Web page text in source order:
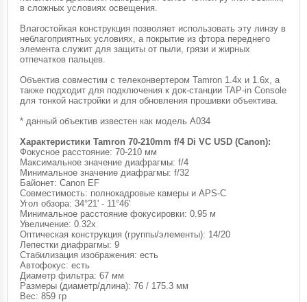
в сложных условиях освещения.
Влагостойкая конструкция позволяет использовать эту линзу в
неблагоприятных условиях, а покрытие из фтора переднего
элемента служит для защиты от пыли, грязи и жирных
отпечатков пальцев.
Объектив совместим с телеконвертером Tamron 1.4x и 1.6x, а
также подходит для подключения к док-станции TAP-in Console
для тонкой настройки и для обновления прошивки объектива.
* данный объектив известен как модель A034
Характеристики Tamron 70-210mm f/4 Di VC USD (Canon):
Фокусное расстояние: 70-210 мм
Максимальное значение диафрагмы: f/4
Минимальное значение диафрагмы: f/32
Байонет: Canon EF
Совместимость: полнокадровые камеры и APS-C
Угол обзора: 34°21' - 11°46'
Минимальное расстояние фокусировки: 0.95 м
Увеличение: 0.32x
Оптическая конструкция (группы/элементы): 14/20
Лепестки диафрагмы: 9
Стабилизация изображения: есть
Автофокус: есть
Диаметр фильтра: 67 мм
Размеры (диаметр/длина): 76 / 175.3 мм
Вес: 859 гр